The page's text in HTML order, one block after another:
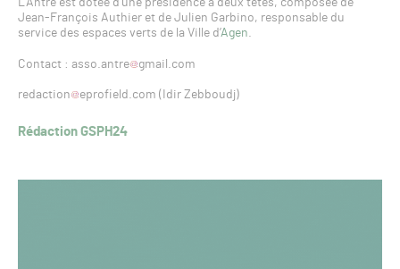
L’Antre est dotée d’une présidence à deux têtes, composée de
Jean-François Authier et de Julien Garbino, responsable du
service des espaces verts de la Ville d’Agen.
Contact : asso.antre gmail.com
redaction eprofield.com (Idir Zebboudj)
Rédaction GSPH24